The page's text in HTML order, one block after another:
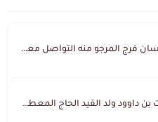
لمن له معلومات حول حسان فرج المرجو منه التواصل معي لقد اختفى تماما و كانت لي به علاقة تواصل خاصة
وأنا حفيد الحاجة زهرة بنت بن داوود ولد القيد الحاج المعطي المزمزي . ولا نمتلك من إرثه شيئا .